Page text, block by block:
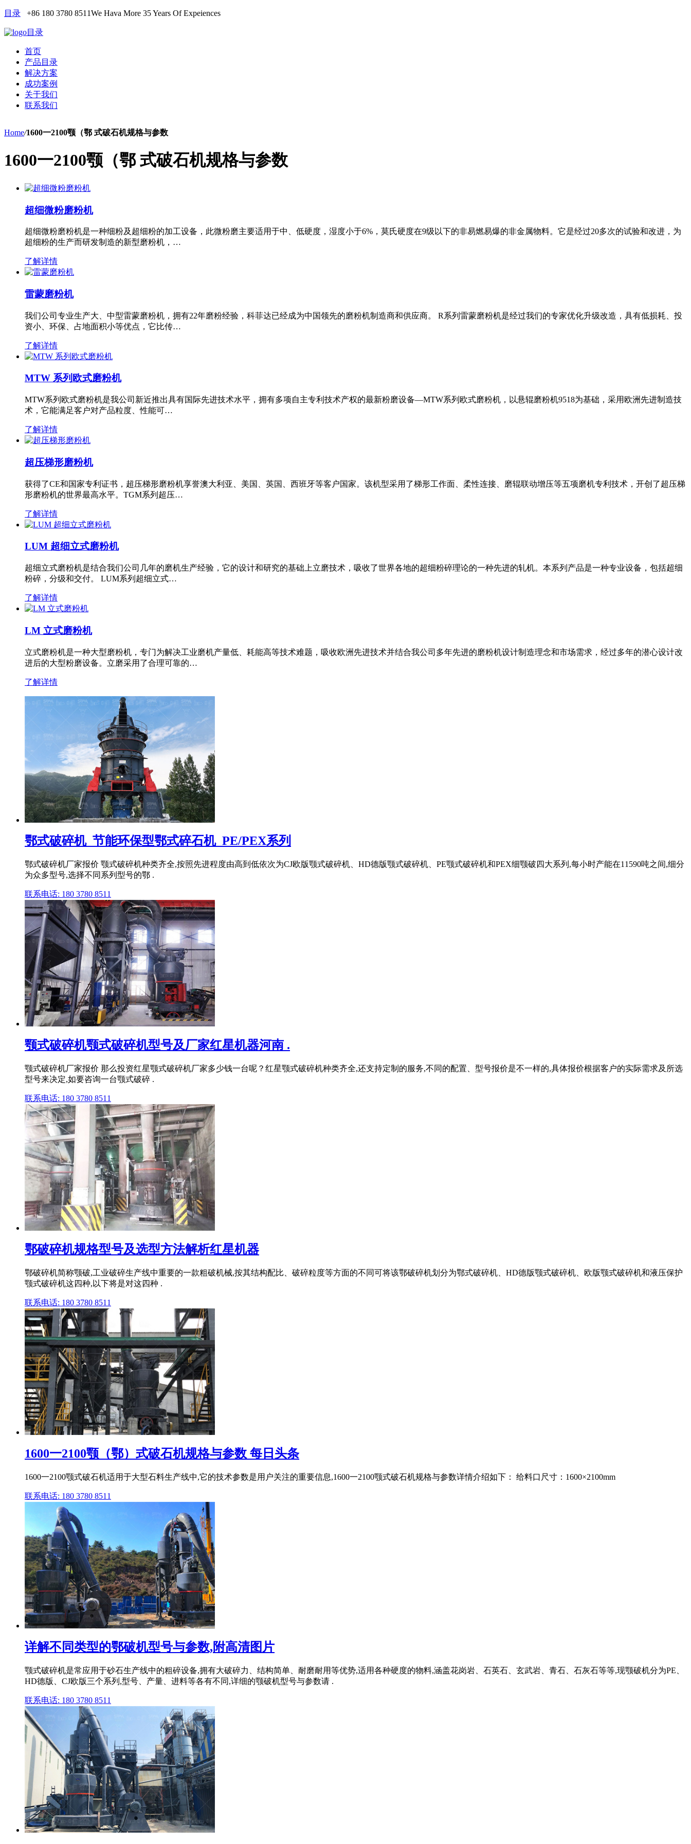
目录 +86 180 3780 8511We Hava More 35 Years Of Expeiences
目录
首页
产品目录
解决方案
成功案例
关于我们
联系我们
Home/1600一2100颚（鄂 式破石机规格与参数
1600一2100颚（鄂 式破石机规格与参数
超细微粉磨粉机
超细微粉磨粉机是一种细粉及超细粉的加工设备，此微粉磨主要适用于中、低硬度，湿度小于6%，莫氏硬度在9级以下的非易燃易爆的非金属物料。它是经过20多次的试验和改进，为
超细粉的生产而研发制造的新型磨粉机，…
了解详情
雷蒙磨粉机
我们公司专业生产大、中型雷蒙磨粉机，拥有22年磨粉经验，科菲达已经成为中国领先的磨粉机制造商和供应商。 R系列雷蒙磨粉机是经过我们的专家优化升级改造，具有低损耗、投
资小、环保、占地面积小等优点，它比传…
了解详情
MTW 系列欧式磨粉机
MTW系列欧式磨粉机是我公司新近推出具有国际先进技术水平，拥有多项自主专利技术产权的最新粉磨设备—MTW系列欧式磨粉机，以悬辊磨粉机9518为基础，采用欧洲先进制造技
术，它能满足客户对产品粒度、性能可…
了解详情
超压梯形磨粉机
获得了CE和国家专利证书，超压梯形磨粉机享誉澳大利亚、美国、英国、西班牙等客户国家。该机型采用了梯形工作面、柔性连接、磨辊联动增压等五项磨机专利技术，开创了超压梯
形磨粉机的世界最高水平。TGM系列超压…
了解详情
LUM 超细立式磨粉机
超细立式磨粉机是结合我们公司几年的磨机生产经验，它的设计和研究的基础上立磨技术，吸收了世界各地的超细粉碎理论的一种先进的轧机。本系列产品是一种专业设备，包括超细
粉碎，分级和交付。 LUM系列超细立式…
了解详情
LM 立式磨粉机
立式磨粉机是一种大型磨粉机，专门为解决工业磨机产量低、耗能高等技术难题，吸收欧洲先进技术并结合我公司多年先进的磨粉机设计制造理念和市场需求，经过多年的潜心设计改
进后的大型粉磨设备。立磨采用了合理可靠的…
了解详情
鄂式破碎机_节能环保型鄂式碎石机_PE/PEX系列
鄂式破碎机厂家报价 颚式破碎机种类齐全,按照先进程度由高到低依次为CJ欧版颚式破碎机、HD德版颚式破碎机、PE颚式破碎机和PEX细颚破四大系列,每小时产能在11590吨之间,细分
为众多型号,选择不同系列型号的鄂 .
联系电话: 180 3780 8511
颚式破碎机颚式破碎机型号及厂家红星机器河南 .
颚式破碎机厂家报价 那么投资红星颚式破碎机厂家多少钱一台呢？红星颚式破碎机种类齐全,还支持定制的服务,不同的配置、型号报价是不一样的,具体报价根据客户的实际需求及所选
型号来决定,如要咨询一台颚式破碎 .
联系电话: 180 3780 8511
鄂破碎机规格型号及选型方法解析红星机器
鄂破碎机简称颚破,工业破碎生产线中重要的一款粗破机械,按其结构配比、破碎粒度等方面的不同可将该鄂破碎机划分为鄂式破碎机、HD德版颚式破碎机、欧版颚式破碎机和液压保护
颚式破碎机这四种,以下将是对这四种 .
联系电话: 180 3780 8511
1600一2100颚（鄂）式破石机规格与参数 每日头条
1600一2100颚式破石机适用于大型石料生产线中,它的技术参数是用户关注的重要信息,1600一2100颚式破石机规格与参数详情介绍如下： 给料口尺寸：1600×2100mm
联系电话: 180 3780 8511
详解不同类型的鄂破机型号与参数,附高清图片
颚式破碎机是常应用于砂石生产线中的粗碎设备,拥有大破碎力、结构简单、耐磨耐用等优势,适用各种硬度的物料,涵盖花岗岩、石英石、玄武岩、青石、石灰石等等,现颚破机分为PE、
HD德版、CJ欧版三个系列,型号、产量、进料等各有不同,详细的颚破机型号与参数请 .
联系电话: 180 3780 8511